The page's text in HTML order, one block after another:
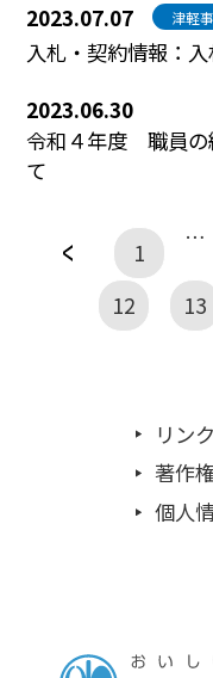
2023.07.07 津軽
入札・契約情報：
2023.06.30
令和４年度 職員の
て
←
1
…
12
13
リンク
著作
個人